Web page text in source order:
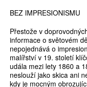
BEZ IMPRESIONISMU
Přestože v
informace o světovém
nepojednává o
malířství v 19. století
udála mezi lety 1860 a
neslouží jako skica ani
kdy je mocným